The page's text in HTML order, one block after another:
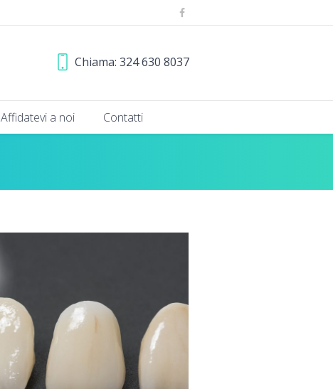
Chiama: 324 630 8037
Affidatevi a noi Contatti